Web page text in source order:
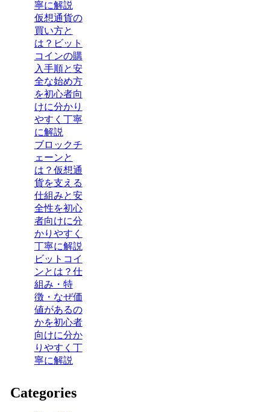
寧に解説
仮想通貨の
買い方と
は？ビット
コインの購
入手順と安
全な始め方
を初心者向
けに分かり
やすく丁寧
に解説
ブロックチ
ェーンと
は？仮想通
貨を支える
仕組みと安
全性を初心
者向けに分
かりやすく
丁寧に解説
ビットコイ
ンとは？仕
組み・特
徴・なぜ価
値があるの
かを初心者
向けに分か
りやすく丁
寧に解説
Categories